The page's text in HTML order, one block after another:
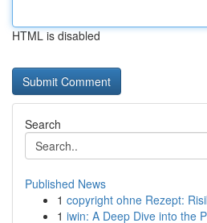
HTML is disabled
Search
Published News
1 copyright ohne Rezept:
1 iwin: A Deep Dive into the